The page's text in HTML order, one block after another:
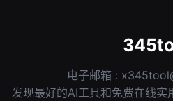
电子邮箱 :
发现最好的AI工具和免费在线实